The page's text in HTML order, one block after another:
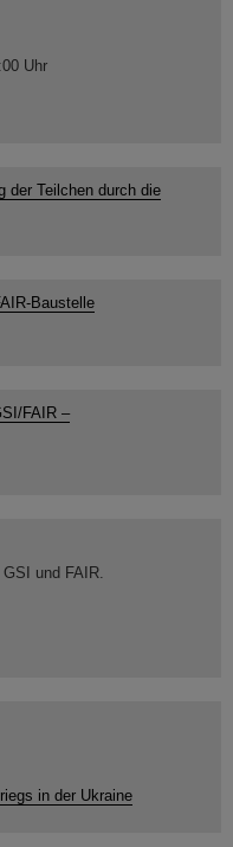
Uhr
der Teilchen durch die
Baustelle
FAIR –
GSI und FAIR.
in der Ukraine